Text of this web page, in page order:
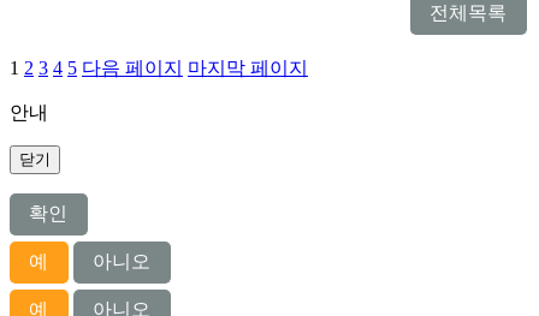
전체목록
1 2 3 4 5 다음 페이지 마지막 페이지
안내
닫기
확인
예 아니오
예 아니오